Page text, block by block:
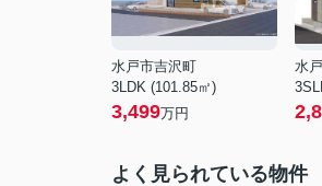
水戸市吉沢町
3LDK (101.85㎡)
3,499万円
水
よく見られている物件